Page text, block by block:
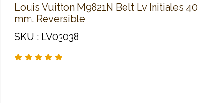
Louis Vuitton M9821N Belt Lv Initiales 40
mm. Reversible
SKU : LV03038